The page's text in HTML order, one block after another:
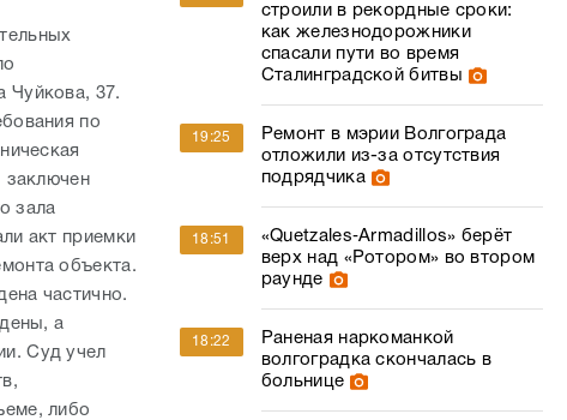
Чуйкова, 37.
по
заключен
зала
акт приемки
объекта.
частично.
а
Суд учел
либо
строили в рекордные сроки:
как железнодорожники
спасали пути во время
Сталинградской битвы
19:25
Ремонт в мэрии Волгограда
отложили из-за отсутствия
подрядчика
18:51
«Quetzales‑Armadillos» берёт
верх над «Ротором» во втором
раунде
18:22
Раненая наркоманкой
волгоградка скончалась в
больнице